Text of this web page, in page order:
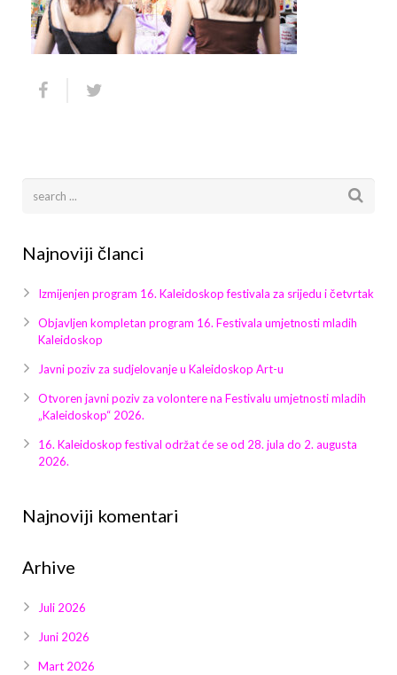
Video 2011
Video 2015
Video 2018
Galerija 2010
Galerija 2014
Galerija 2017
Galerija 2018
Galerija 2019
Galerija 2022
Galerija 2024
Galerija 2025
Arhiva
Najnoviji članci
Izmijenjen program 16. Kaleidoskop festivala za srijedu i četvrtak
Objavljen kompletan program 16. Festivala umjetnosti mladih
Kaleidoskop
Javni poziv za sudjelovanje u Kaleidoskop Art-u
Otvoren javni poziv za volontere na Festivalu umjetnosti mladih
„Kaleidoskop“ 2026.
16. Kaleidoskop festival održat će se od 28. jula do 2. augusta
2026.
Najnoviji komentari
Arhive
Juli 2026
Juni 2026
Mart 2026